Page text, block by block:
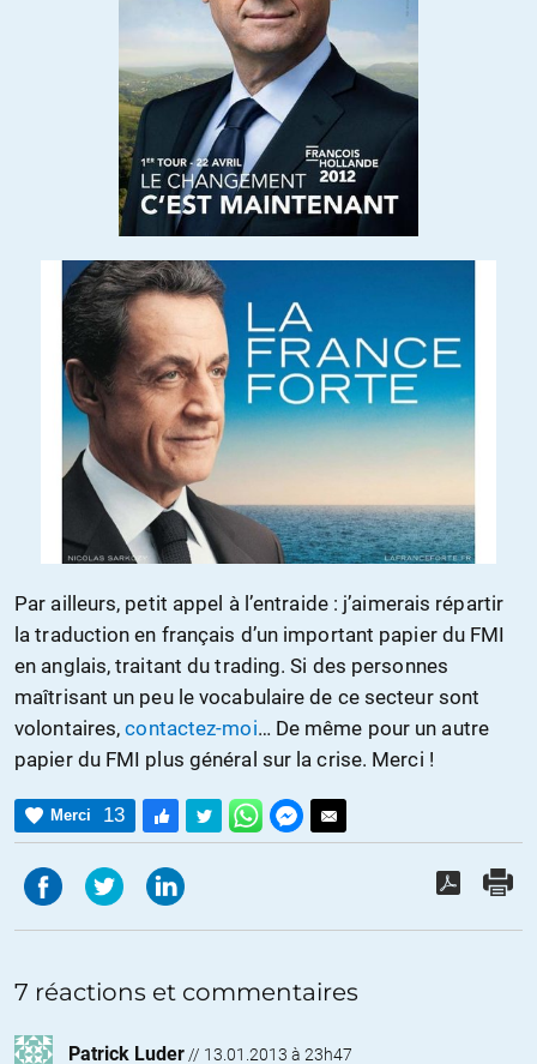
Par ailleurs, petit appel à l’entraide : j’aimerais répartir
la traduction en français d’un important papier du FMI
en anglais, traitant du trading. Si des personnes
maîtrisant un peu le vocabulaire de ce secteur sont
volontaires,contactez-moi… De même pour un autre
papier du FMI plus général sur la crise. Merci !
Merci 13
7 réactions et commentaires
Patrick Luder // 13.01.2013 à 23h47